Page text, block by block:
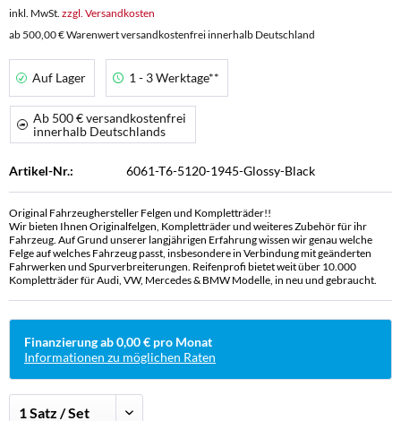
inkl. MwSt. zzgl. Versandkosten
ab 500,00 € Warenwert versandkostenfrei innerhalb Deutschland
Auf Lager 1 - 3 Werktage**
Ab 500 € versandkostenfrei
innerhalb Deutschlands
Artikel-Nr.: 6061-T6-5120-1945-Glossy-Black
Original Fahrzeughersteller Felgen und Kompletträder!!
Wir bieten Ihnen Originalfelgen, Kompletträder und weiteres Zubehör für ihr
Fahrzeug. Auf Grund unserer langjährigen Erfahrung wissen wir genau welche
Felge auf welches Fahrzeug passt, insbesondere in Verbindung mit geänderten
Fahrwerken und Spurverbreiterungen. Reifenprofi bietet weit über 10.000
Kompletträder für Audi, VW, Mercedes & BMW Modelle, in neu und gebraucht.
Finanzierung ab 0,00 € pro Monat
Informationen zu möglichen Raten